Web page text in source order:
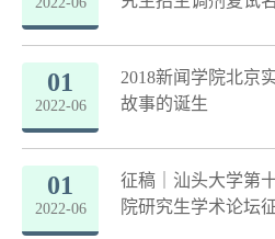
01
2022-06
2018新闻学院北京
故事的诞生
01
2022-06
征稿｜汕头大学第
院研究生学术论坛